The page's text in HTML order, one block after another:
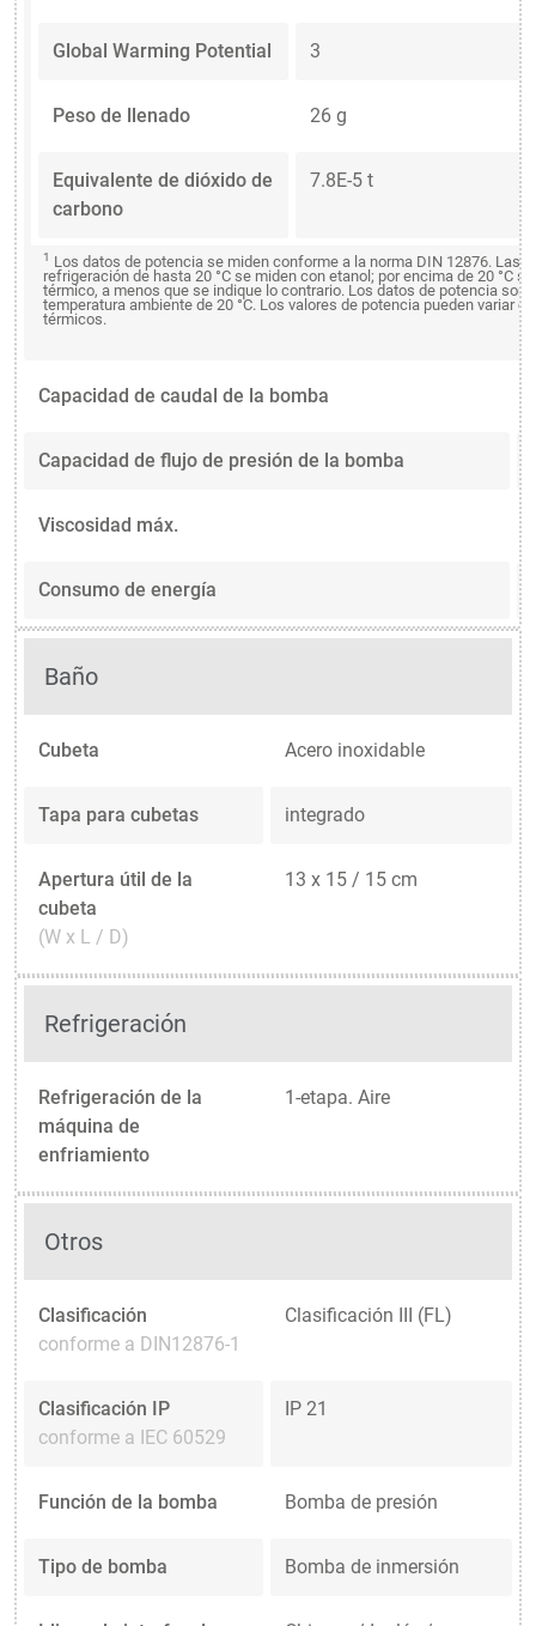
Global Warming Potential 3
Peso de llenado 26 g
Equivalente de dióxido de
carbono
7.8E-5 t
1 Los datos de potencia se miden conforme a la norma DIN 12876. Las
refrigeración de hasta 20 °C se miden con etanol; por encima de 20 °C
térmico, a menos que se indique lo contrario. Los datos de potencia son
temperatura ambiente de 20 °C. Los valores de potencia pueden variar
térmicos.
Capacidad de caudal de la bomba
Capacidad de flujo de presión de la bomba
Viscosidad máx.
Consumo de energía
Baño
Cubeta Acero inoxidable
Tapa para cubetas integrado
Apertura útil de la
cubeta
(W x L / D)
13 x 15 / 15 cm
Refrigeración
Refrigeración de la
máquina de
enfriamiento
1-etapa. Aire
Otros
Clasificación
conforme a DIN12876-1
Clasificación III (FL)
Clasificación IP
conforme a IEC 60529
IP 21
Función de la bomba Bomba de presión
Tipo de bomba Bomba de inmersión